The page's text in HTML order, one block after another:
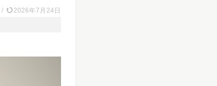
/ 2026年7月24日